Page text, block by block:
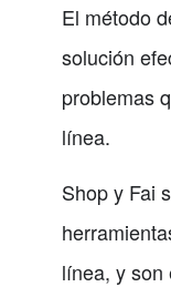
El método
solución
problemas
línea.
Shop y Fai
línea, y son